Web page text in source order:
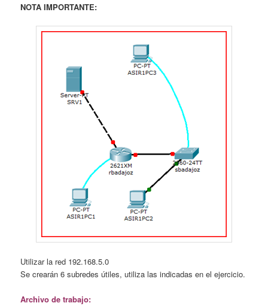
NOTA IMPORTANTE:
Utilizar la red 192.168.5.0
Se crearán 6 subredes útiles, utiliza las indicadas en el ejercicio.
Archivo de trabajo: